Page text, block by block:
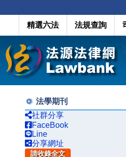
精選六法 法規查詢
法學期刊
社群分享
FaceBook
Line
分享網址
請收錄全文